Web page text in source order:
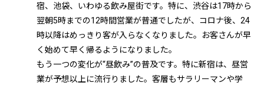
宿、池袋、いわゆる飲み屋街です。特に、渋谷は17時から
翌朝5時までの12時間営業が普通でしたが、コロナ後、24
時以降はめっきり客が入らなくなりました。お客さんが早
く始めて早く帰るようになりました。
もう一つの変化が“昼飲み”の普及です。特に新宿は、昼営
業が予想以上に流行りました。客層もサラリーマンや学